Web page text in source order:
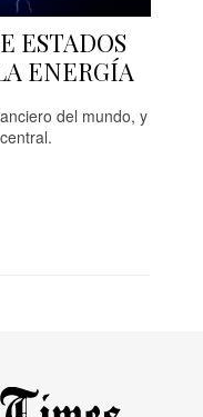
ESTADOS
ENERGÍA
del mundo, y